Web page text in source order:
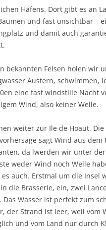
Hafens. Dort gibt es an
und fast unsichtbar –
und damit auch
bekannten Felsen holen wir
Austern, schwimmen,
eine fast windstille Nacht
Wind, also keiner Welle.
weiter zur Ile de Hoaut. Die
sagt Wind aus dem
da lwerden wir unter
weder Wind noch Welle
es auch. Erstmal um die Insel
die Brasserie, ein, zwei
Das Wasser ist perfekt zum
der Strand ist leer, weil vom
und vom Land nur durch